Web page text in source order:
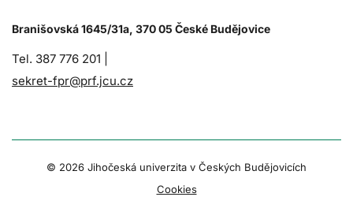
Branišovská 1645/31a, 370 05 České Budějovice
Tel. 387 776 201 |
sekret-fpr@prf.jcu.cz
© 2026 Jihočeská univerzita v Českých Budějovicích
Cookies